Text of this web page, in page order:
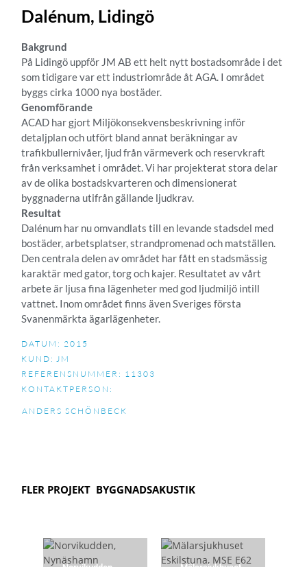
Dalénum, Lidingö
Bakgrund
På Lidingö uppför JM AB ett helt nytt bostadsområde i det
som tidigare var ett industriområde åt AGA. I området
byggs cirka 1000 nya bostäder.
Genomförande
ACAD har gjort Miljökonsekvensbeskrivning inför
detaljplan och utfört bland annat beräkningar av
trafikbullernivåer, ljud från värmeverk och reservkraft
från verksamhet i området. Vi har projekterat stora delar
av de olika bostadskvarteren och dimensionerat
byggnaderna utifrån gällande ljudkrav.
Resultat
Dalénum har nu omvandlats till en levande stadsdel med
bostäder, arbetsplatser, strandpromenad och matställen.
Den centrala delen av området har fått en stadsmässig
karaktär med gator, torg och kajer. Resultatet av vårt
arbete är ljusa fina lägenheter med god ljudmiljö intill
vattnet. Inom området finns även Sveriges första
Svanenmärkta ägarlägenheter.
DATUM: 2015
KUND: JM
REFERENSNUMMER: 11303
KONTAKTPERSON:
ANDERS SCHÖNBECK
FLER PROJEKT BYGGNADSAKUSTIK